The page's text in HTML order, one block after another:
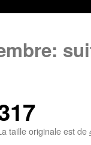
taille originale est de